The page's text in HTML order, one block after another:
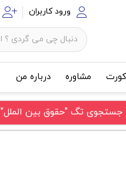
ورود کاربران
مشاوره درباره من
جستجوی تگ "حقوق بین الملل"